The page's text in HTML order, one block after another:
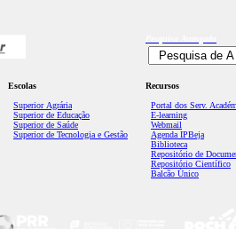
Escolas
Superior Agrária
Superior de Educação
Superior de Saúde
Superior de Tecnologia e Gestão
Recursos
Portal dos Serv.
E-learning
Webmail
Agenda IPBeja
Biblioteca
Repositório de
Repositório Científico
Balcão Único